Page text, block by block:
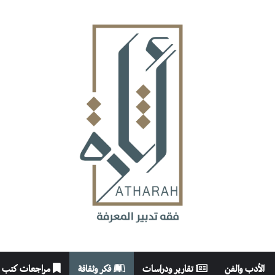
الأدب والفن تقارير ودراسات فكر وثقافة مراجعات كتب